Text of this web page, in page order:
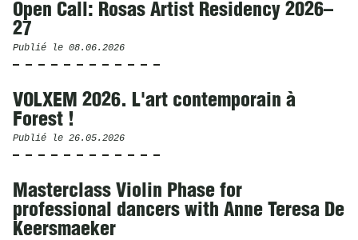
Open Call: Rosas Artist Residency 2026–
27
Publié le 08.06.2026
VOLXEM 2026. L'art contemporain à
Forest !
Publié le 26.05.2026
Masterclass Violin Phase for
professional dancers with Anne Teresa De
Keersmaeker